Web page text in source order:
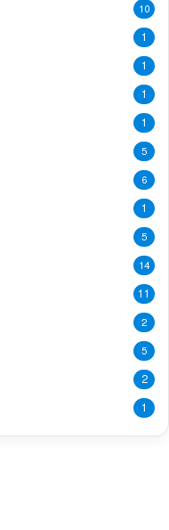
10
1
1
1
1
5
6
1
5
14
11
2
5
2
1